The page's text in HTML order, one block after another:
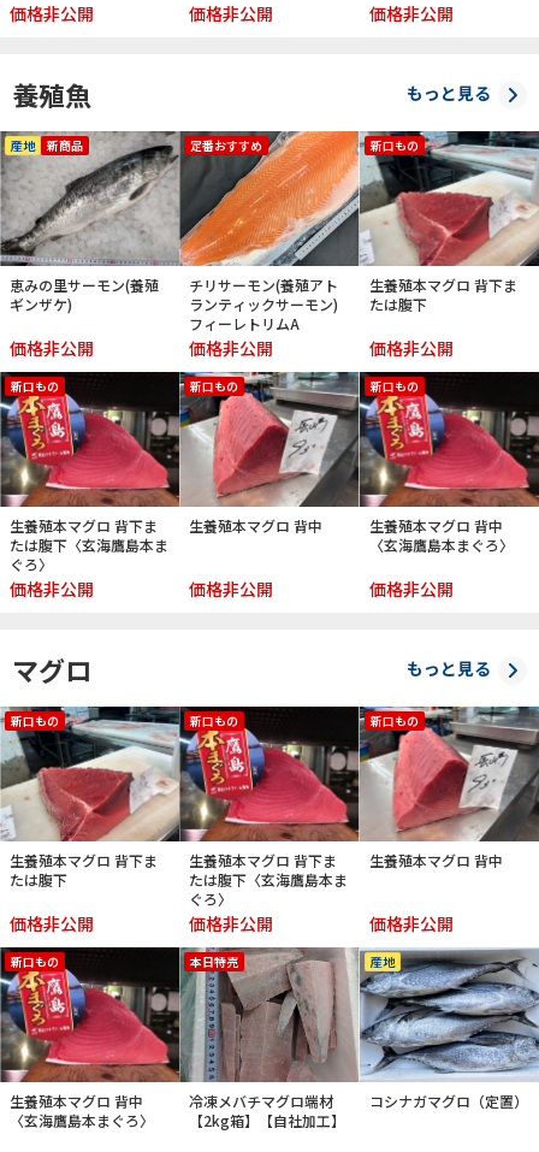
価格非公開 価格非公開 価格非公開
養殖魚 もっと見る
産地 新商品
恵みの里サーモン(養殖
ギンザケ)
価格非公開
定番おすすめ
チリサーモン(養殖アト
ランティックサーモン)
フィーレトリムA
価格非公開
新口もの
生養殖本マグロ 背下ま
たは腹下
価格非公開
新口もの
生養殖本マグロ 背下ま
たは腹下〈玄海鷹島本ま
ぐろ〉
価格非公開
新口もの
生養殖本マグロ 背中
価格非公開
新口もの
生養殖本マグロ 背中
〈玄海鷹島本まぐろ〉
価格非公開
マグロ もっと見る
新口もの
生養殖本マグロ 背下ま
たは腹下
価格非公開
新口もの
生養殖本マグロ 背下ま
たは腹下〈玄海鷹島本ま
ぐろ〉
価格非公開
新口もの
生養殖本マグロ 背中
価格非公開
新口もの
生養殖本マグロ 背中
〈玄海鷹島本まぐろ〉
本日特売
冷凍メバチマグロ端材
【2kg箱】【自社加工】
産地
コシナガマグロ（定置）